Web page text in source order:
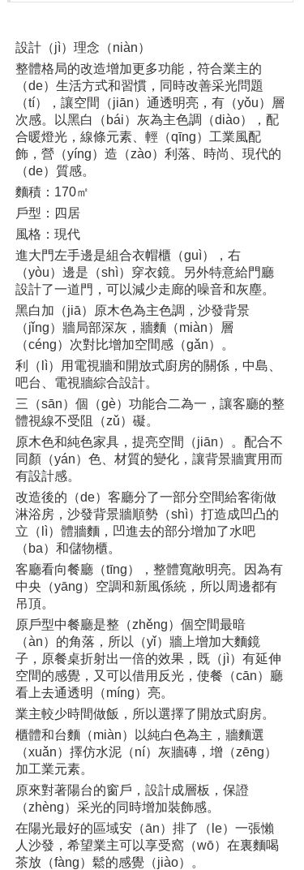
設計（jì）理念（niàn）
整體格局的改造增加更多功能，符合業主的
（de）生活方式和習慣，同時改善采光問題
（tí），讓空間（jiān）通透明亮，有（yǒu）層
次感。以黑白（bái）灰為主色調（diào），配
合暖燈光，線條元素、輕（qīng）工業風配
飾，營（yíng）造（zào）利落、時尚、現代的
（de）質感。
麵積：170㎡
戶型：四居
風格：現代
進大門左手邊是組合衣帽櫃（guì），右
（yòu）邊是（shì）穿衣鏡。另外特意給門廳
設計了一道門，可以減少走廊的噪音和灰塵。
黑白加（jiā）原木色為主色調，沙發背景
（jǐng）牆局部深灰，牆麵（miàn）層
（céng）次對比增加空間感（gǎn）。
利（lì）用電視牆和開放式廚房的關係，中島、
吧台、電視牆綜合設計。
三（sān）個（gè）功能合二為一，讓客廳的整
體視線不受阻（zǔ）礙。
原木色和純色家具，提亮空間（jiān）。配合不
同顏（yán）色、材質的變化，讓背景牆實用而
有設計感。
改造後的（de）客廳分了一部分空間給客衛做
淋浴房，沙發背景牆順勢（shì）打造成凹凸的
立（lì）體牆麵，凹進去的部分增加了水吧
（ba）和儲物櫃。
客廳看向餐廳（tīng），整體寬敞明亮。因為有
中央（yāng）空調和新風係統，所以周邊都有
吊頂。
原戶型中餐廳是整（zhěng）個空間最暗
（àn）的角落，所以（yǐ）牆上增加大麵鏡
子，原餐桌折射出一倍的效果，既（jì）有延伸
空間的感覺，又可以借用反光，使餐（cān）廳
看上去通透明（míng）亮。
業主較少時間做飯，所以選擇了開放式廚房。
櫃體和台麵（miàn）以純白色為主，牆麵選
（xuǎn）擇仿水泥（ní）灰牆磚，增（zēng）
加工業元素。
原來對著陽台的窗戶，設計成層板，保證
（zhèng）采光的同時增加裝飾感。
在陽光最好的區域安（ān）排了（le）一張懶
人沙發，希望業主可以享受窩（wō）在裏麵喝
茶放（fàng）鬆的感覺（jiào）。